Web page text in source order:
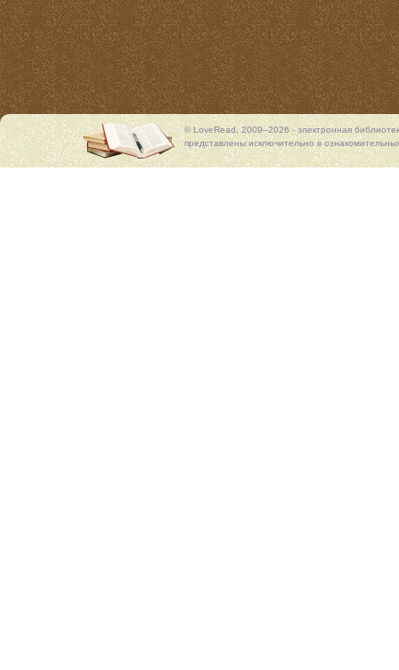
© LoveRead, 2009–2026 - электронная
представлены исключительно в